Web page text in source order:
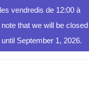
vendredis de 12:00 à
that we will be closed
September 1, 2026.
: